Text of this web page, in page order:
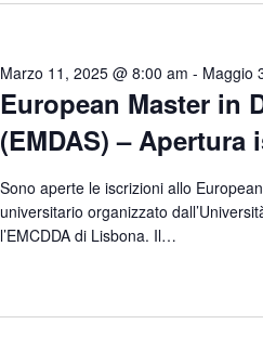
European Master in
(EMDAS) – Apertura
Marzo 11, 2025 @ 8:00 am - Maggio
Sono aperte le iscrizioni allo
universitario organizzato
l’EMCDDA di Lisbona. Il…